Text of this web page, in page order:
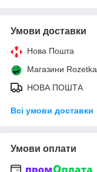
Умови доставки
Нова Пошта
Магазини Rozetka
НОВА ПОШТА
Всі умови доставки
Умови оплати